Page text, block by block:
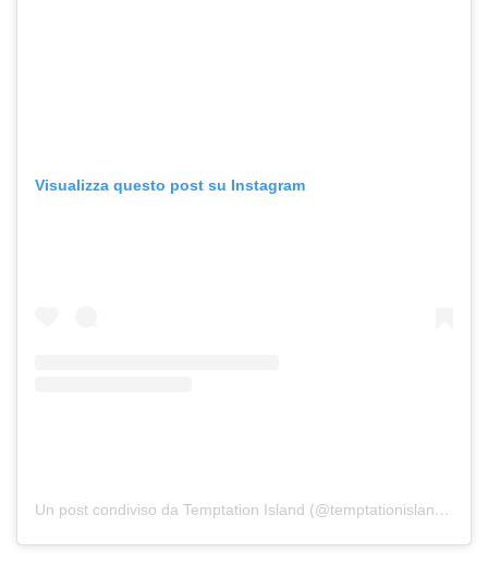
Visualizza questo post su Instagram
Un post condiviso da Temptation Island (@temptationislandita)